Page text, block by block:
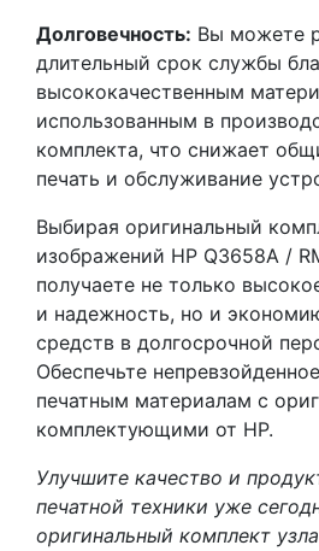
Долговечность: Вы можете
длительный срок службы
высококачественным
использованным в
комплекта, что снижает
печать и обслуживание
Выбирая оригинальный
изображений HP Q3658A /
получаете не только
и надежность, но и
средств в долгосрочной
Обеспечьте
печатным материалам с
комплектующими от HP.
Улучшите качество и
печатной техники уже
оригинальный комплект